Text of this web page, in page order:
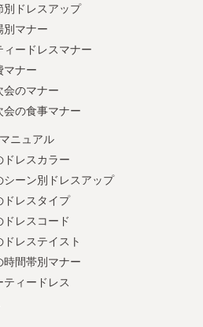
別ドレスアップ
別マナー
ードレスマナー
マナー
会のマナー
の食事マナー
ニュアル
ドレスカラー
ーン別ドレスアップ
ドレスタイプ
レスコード
レステイスト
間帯別マナー
ィードレス